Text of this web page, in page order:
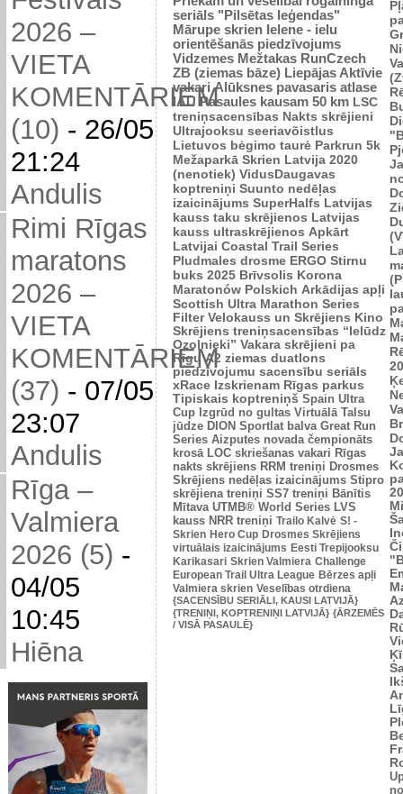
2026 –
VIETA
KOMENTĀRIEM
(10) - 26/05
21:24
Andulis
Rimi Rīgas
maratons
2026 –
VIETA
KOMENTĀRIEM
(37) - 07/05
23:07
Andulis
Rīga –
Valmiera
2026 (5) -
04/05
10:45
Hiēna
seriāls "Pilsētas leģendas"
Mārupe skrien Ielene - ielu
orientēšanās piedzīvojums
Vidzemes Mežtakas RunCzech
ZB (ziemas bāze) Liepājas Aktīvie
vakari Alūksnes pavasaris atlase
IAU Pasaules kausam 50 km LSC
treniņsacensības Nakts skrējieni
Ultrajooksu seeriavõistlus
Lietuvos bėgimo taurė Parkrun 5k
Mežaparkā Skrien Latvija 2020
(nenotiek) VidusDaugavas
koptreniņi Suunto nedēļas
izaicinājums SuperHalfs Latvijas
kauss taku skrējienos Latvijas
kauss ultraskrējienos Apkārt
Latvijai Coastal Trail Series
Pludmales drosme ERGO Stirnu
buks 2025 Brīvsolis Korona
Maratonów Polskich Arkādijas apļi
Scottish Ultra Marathon Series
Filter Velokauss un Skrējiens Kino
Skrējiens treniņsacensības “Ielūdz
Ozolnieki” Vakara skrējieni pa
Rīgu A2 ziemas duatlons
piedzīvojumu sacensību seriāls
xRace Izskrienam Rīgas parkus
Tipiskais koptreniņš Spain Ultra
Cup Izgrūd no gultas Virtuālā Talsu
jūdze DION Sportlat balva Great Run
Series Aizputes novada čempionāts
krosā LOC skriešanas vakari Rīgas
nakts skrējiens RRM treniņi Drosmes
Skrējiens nedēļas izaicinājums Stipro
skrējiena treniņi SS7 treniņi Bānītis
Mītava UTMB® World Series LVS
kauss NRR treniņi Trailo Kalvė S! -
Skrien Hero Cup Drosmes Skrējiens
virtuālais izaicinājums Eesti Trepijooksu
Karikasari Skrien Valmiera Challenge
European Trail Ultra League Bērzes apļi
Valmiera skrien Veselības otrdiena
{SACENSĪBU SERIĀLI, KAUSI LATVIJĀ}
{TRENIŅI, KOPTRENIŅI LATVIJĀ} {ĀRZEMĒS
/ VISĀ PASAULĒ}